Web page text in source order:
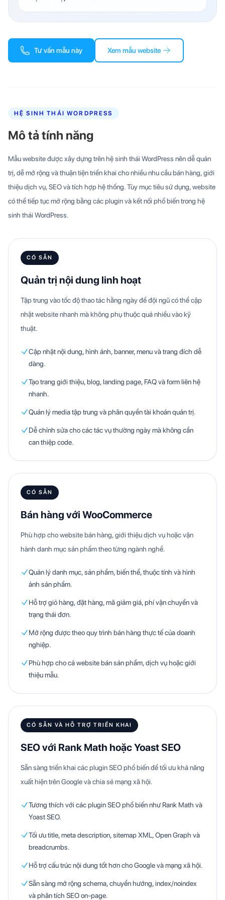
Tư vấn mẫu này Xem mẫu website
HỆ SINH THÁI WORDPRESS
Mô tả tính năng
Mẫu website được xây dựng trên hệ sinh thái WordPress nên dễ quản
trị, dễ mở rộng và thuận tiện triển khai cho nhiều nhu cầu bán hàng, giới
thiệu dịch vụ, SEO và tích hợp hệ thống. Tùy mục tiêu sử dụng, website
có thể tiếp tục mở rộng bằng các plugin và kết nối phổ biến trong hệ
sinh thái WordPress.
CÓ SẴN
Quản trị nội dung linh hoạt
Tập trung vào tốc độ thao tác hằng ngày để đội ngũ có thể cập
nhật website nhanh mà không phụ thuộc quá nhiều vào kỹ
thuật.
Cập nhật nội dung, hình ảnh, banner, menu và trang đích dễ
dàng.
Tạo trang giới thiệu, blog, landing page, FAQ và form liên hệ
nhanh.
Quản lý media tập trung và phân quyền tài khoản quản trị.
Dễ chỉnh sửa cho các tác vụ thường ngày mà không cần
can thiệp code.
CÓ SẴN
Bán hàng với WooCommerce
Phù hợp cho website bán hàng, giới thiệu dịch vụ hoặc vận
hành danh mục sản phẩm theo từng ngành nghề.
Quản lý danh mục, sản phẩm, biến thể, thuộc tính và hình
ảnh sản phẩm.
Hỗ trợ giỏ hàng, đặt hàng, mã giảm giá, phí vận chuyển và
trạng thái đơn.
Mở rộng được theo quy trình bán hàng thực tế của doanh
nghiệp.
Phù hợp cho cả website bán sản phẩm, dịch vụ hoặc giới
thiệu mẫu.
CÓ SẴN VÀ HỖ TRỢ TRIỂN KHAI
SEO với Rank Math hoặc Yoast SEO
Sẵn sàng triển khai các plugin SEO phổ biến để tối ưu khả năng
xuất hiện trên Google và chia sẻ mạng xã hội.
Tương thích với các plugin SEO phổ biến như Rank Math và
Yoast SEO.
Tối ưu title, meta description, sitemap XML, Open Graph và
breadcrumbs.
Hỗ trợ cấu trúc nội dung tốt hơn cho Google và mạng xã hội.
Sẵn sàng mở rộng schema, chuyển hướng, index/noindex
và phân tích SEO on-page.